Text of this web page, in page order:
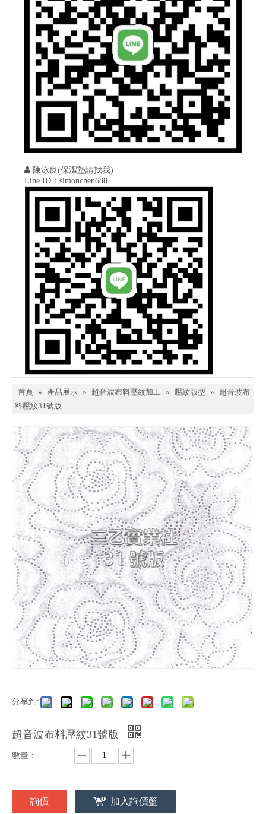
 陳泳良(保潔墊請找我)
Line ID：simonchen688
首頁 » 產品展示 » 超音波布料壓紋加工 » 壓紋版型 »
超音波布
料壓紋31號版
分享到:
超音波布料壓紋31號版
數量：
詢價 加入詢價籃